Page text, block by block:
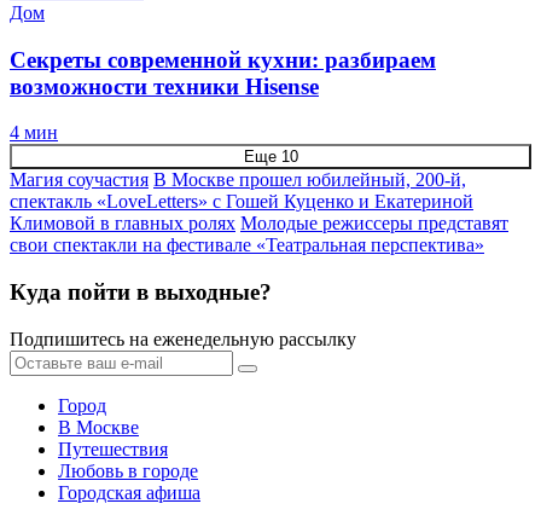
Дом
Секреты современной кухни: разбираем
возможности техники Hisense
4 мин
Еще 10
Магия соучастия В Москве прошел юбилейный, 200-й,
спектакль «LoveLetters» с Гошей Куценко и Екатериной
Климовой в главных ролях Молодые режиссеры представят
свои спектакли на фестивале «Театральная перспектива»
Куда пойти в выходные?
Подпишитесь на еженедельную рассылку
Город
В Москве
Путешествия
Любовь в городе
Городская афиша